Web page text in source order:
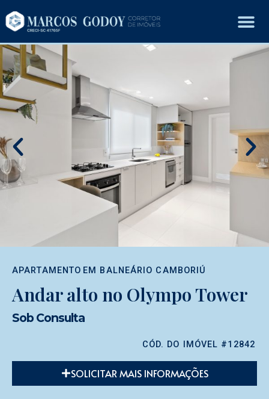
APARTAMENTO EM BALNEÁRIO CAMBORIÚ
Andar alto no Olympo Tower
Sob Consulta
CÓD. DO IMÓVEL #12842
SOLICITAR MAIS INFORMAÇÕES